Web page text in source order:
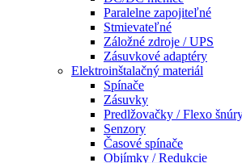
Paralelne zapojiteľné
Stmievateľné
Záložné zdroje / UPS
Zásuvkové adaptéry
Elektroinštalačný materiál
Spínače
Zásuvky
Predlžovačky / Flexo
Senzory
Časové spínače
Objímky / Redukcie